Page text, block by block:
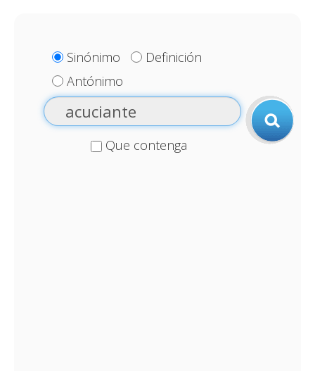
Sinónimo
Definición
Antónimo
Que contenga